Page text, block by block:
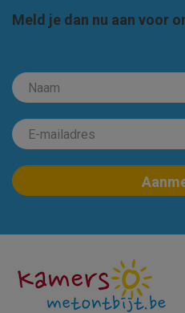
Meld je dan nu aan voor